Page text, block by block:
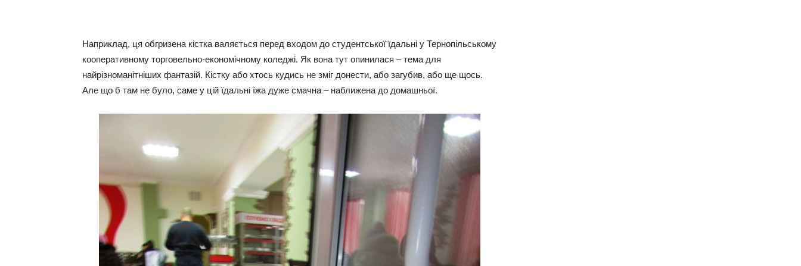
Наприклад, ця обгризена кістка валяється перед входом до студентської їдальні у Тернопільському
кооперативному торговельно-економічному коледжі. Як вона тут опинилася – тема для
найрізноманітніших фантазій. Кістку або хтось кудись не зміг донести, або загубив, або ще щось.
Але що б там не було, саме у цій їдальні їжа дуже смачна – наближена до домашньої.